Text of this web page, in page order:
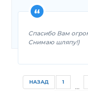
Спасибо Вам
Снимаю шляпу!)
НАЗАД 1
...